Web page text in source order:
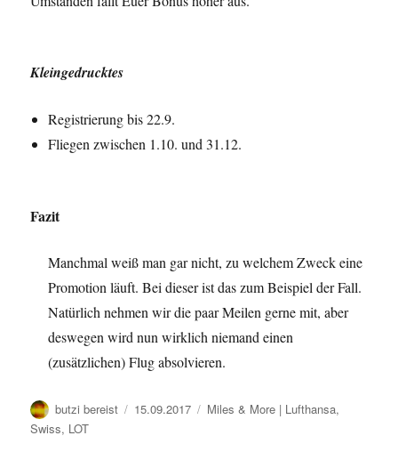
Kleingedrucktes
Registrierung bis 22.9.
Fliegen zwischen 1.10. und 31.12.
Fazit
Manchmal weiß man gar nicht, zu welchem Zweck eine
Promotion läuft. Bei dieser ist das zum Beispiel der Fall.
Natürlich nehmen wir die paar Meilen gerne mit, aber
deswegen wird nun wirklich niemand einen
(zusätzlichen) Flug absolvieren.
Autor
butzi bereist
Veröffentlicht
15.09.2017 Kategorien
Miles & More | Lufthansa,
Swiss, LOT